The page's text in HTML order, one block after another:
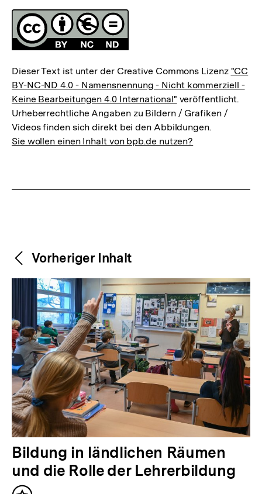
Lizenz
Dieser Text ist unter der Creative Commons Lizenz "CC
BY-NC-ND 4.0 - Namensnennung - Nicht kommerziell -
Keine Bearbeitungen 4.0 International" veröffentlicht.
Urheberrechtliche Angaben zu Bildern / Grafiken /
Videos finden sich direkt bei den Abbildungen.
Sie wollen einen Inhalt von bpb.de nutzen?
Weitere
Inhalte
Content-
Navigation
Vorheriger Inhalt
V
o
r
Bildung in ländlichen Räumen
und die Rolle der Lehrerbildung